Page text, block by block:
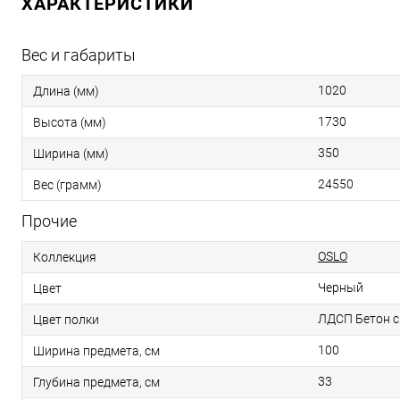
Вес и габариты
Длина (мм) 1020
Высота (мм) 1730
Ширина (мм) 350
Вес (грамм) 24550
Прочие
Коллекция OSLO
Цвет Черный
Цвет полки ЛДСП Бетон
Ширина предмета, см 100
Глубина предмета, см 33